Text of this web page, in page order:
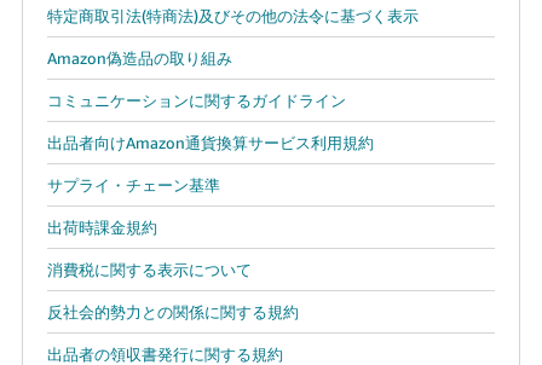
特定商取引法(特商法)及びその他の法令に基づく表示
Amazon偽造品の取り組み
コミュニケーションに関するガイドライン
出品者向けAmazon通貨換算サービス利用規約
サプライ・チェーン基準
出荷時課金規約
消費税に関する表示について
反社会的勢力との関係に関する規約
出品者の領収書発行に関する規約